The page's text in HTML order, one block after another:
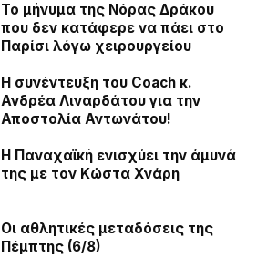
Το μήνυμα της Νόρας Δράκου
που δεν κατάφερε να πάει στο
Παρίσι λόγω χειρουργείου
H συνέντευξη του Coach κ.
Ανδρέα Λιναρδάτου για την
Αποστολία Αντωνάτου!
Η Παναχαϊκή ενισχύει την άμυνά
της με τον Κώστα Χνάρη
Οι αθλητικές μεταδόσεις της
Πέμπτης (6/8)